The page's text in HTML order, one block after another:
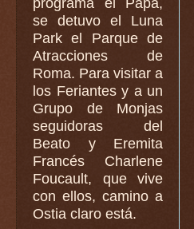
se detuvo el Luna
Park el Parque de
Atracciones de
Roma. Para visitar a
los Feriantes y a un
Grupo de Monjas
seguidoras del
Beato y Eremita
Francés Charlene
Foucault, que vive
con ellos, camino a
Ostia claro está.